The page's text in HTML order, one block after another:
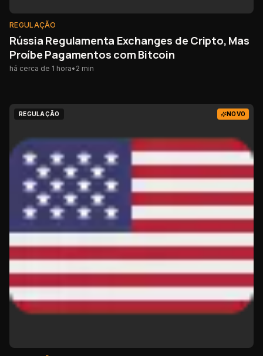
REGULAÇÃO
Rússia Regulamenta Exchanges de Cripto, Mas
Proíbe Pagamentos com Bitcoin
há cerca de 1 hora• 2 min
REGULAÇÃO NOVO